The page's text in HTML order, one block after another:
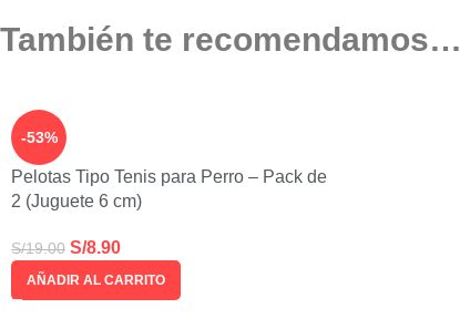
También te recomendamos…
-53%
Pelotas Tipo Tenis para Perro – Pack de
2 (Juguete 6 cm)
S/19.00 S/8.90
AÑADIR AL CARRITO